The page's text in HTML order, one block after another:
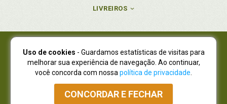
LIVREIROS
Juruá Editora Ltda., CNPJ 77.535.508/0001-19
Juruá Informática Ltda., CNPJ 01.701.561/0001-80
NOVO ENDEREÇO:R. Flávio Dallegrave, 7665, São Lourenço |
Curitiba - Paraná - CEP 82210-310
Atendimento: (41) 4009-3900|Vendas Atacado: (41) 4009-3939
Uso de cookies - Guardamos estatísticas de visitas para
melhorar sua experiência de navegação. Ao continuar,
você concorda com nossa política de privacidade
CONCORDAR E FECHAR